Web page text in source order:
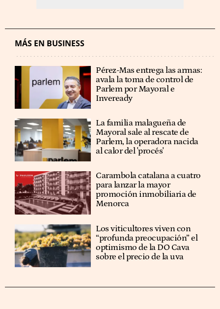
MÁS EN BUSINESS
Pérez-Mas entrega las armas:
avala la toma de control de
Parlem por Mayoral e
Inveready
La familia malagueña de
Mayoral sale al rescate de
Parlem, la operadora nacida
al calor del 'procés'
Carambola catalana a cuatro
para lanzar la mayor
promoción inmobiliaria de
Menorca
Los viticultores viven con
“profunda preocupación” el
optimismo de la DO Cava
sobre el precio de la uva